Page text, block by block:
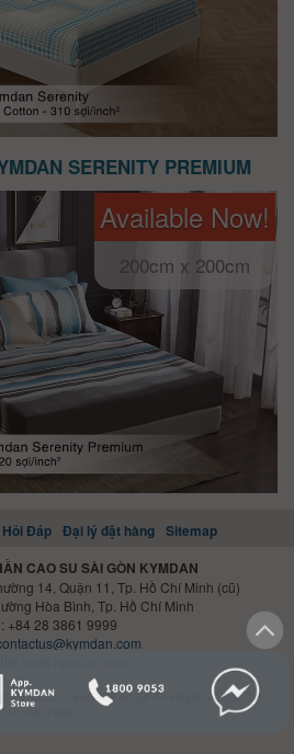
SERENITY PREMIUM
Available Now!
200cm x 200cm
Hỏi Đáp Đại lý đặt hàng Sitemap
CAO SU SÀI GÒN KYMDAN
14, Quận 11, Tp. Hồ Chí Minh (cũ)
Hòa Bình, Tp. Hồ Chí Minh
+84 28 3861 9999
số 0301 666 989 do Sở Kế Hoạch và Đầu Tư
năm 1999.